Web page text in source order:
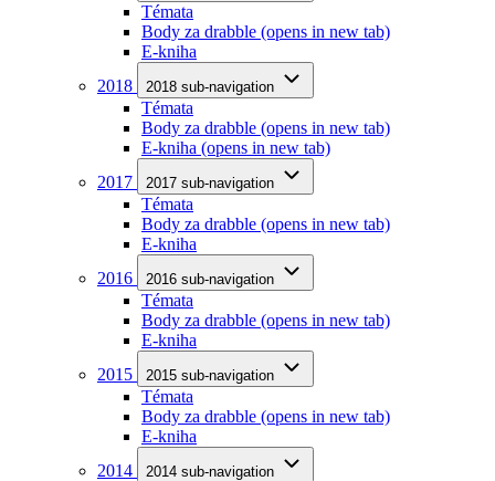
Témata
Body za drabble (opens in new tab)
E-kniha
2018
2018 sub-navigation
Témata
Body za drabble (opens in new tab)
E-kniha (opens in new tab)
2017
2017 sub-navigation
Témata
Body za drabble (opens in new tab)
E-kniha
2016
2016 sub-navigation
Témata
Body za drabble (opens in new tab)
E-kniha
2015
2015 sub-navigation
Témata
Body za drabble (opens in new tab)
E-kniha
2014
2014 sub-navigation